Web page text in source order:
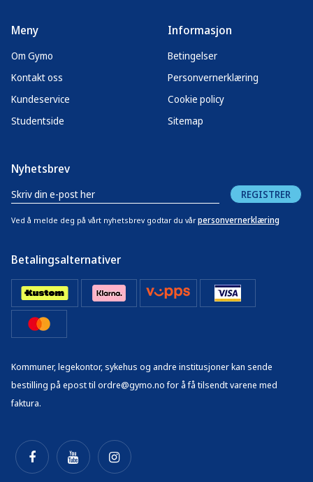
Meny
Om Gymo
Kontakt oss
Kundeservice
Studentside
Informasjon
Betingelser
Personvernerklæring
Cookie policy
Sitemap
Nyhetsbrev
REGISTRER
Ved å melde deg på vårt nyhetsbrev godtar du vår personvernerklæring
Betalingsalternativer
Kommuner, legekontor, sykehus og andre institusjoner kan sende
bestilling på epost til ordre@gymo.no for å få tilsendt varene med
faktura.